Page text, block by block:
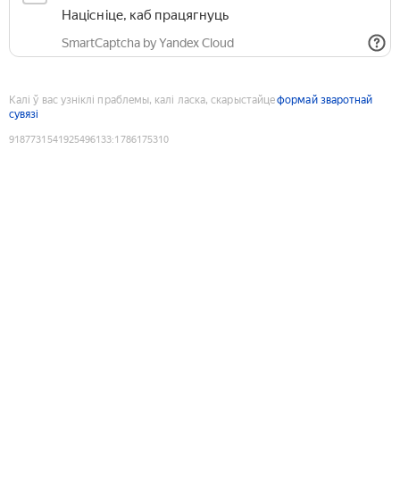
Націсніце, каб працягнуць
SmartCaptcha by Yandex Cloud
Калі ў вас узніклі праблемы, калі ласка, скарыстайцеформай зваротнай
сувязі
9187731541925496133:1786175310